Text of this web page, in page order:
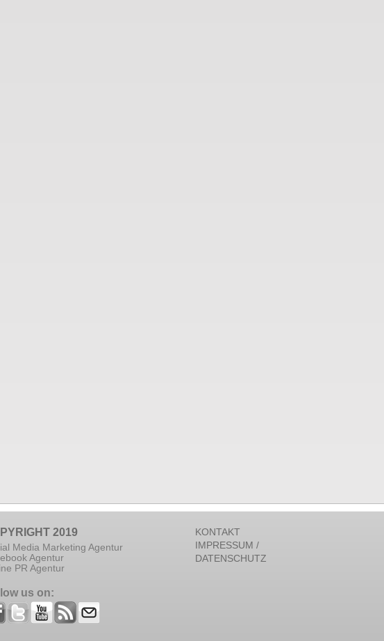
2019
Media Marketing Agentur
Agentur
PR Agentur
us on:
KONTAKT
IMPRESSUM /
DATENSCHUTZ